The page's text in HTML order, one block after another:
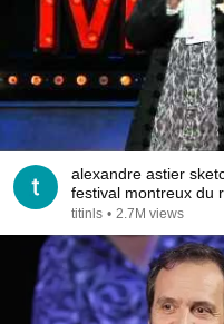
cette absurdité, ce
et humour
selon moi... Et son
alexandre astier
festival montreux du
titinls • 2.7M views